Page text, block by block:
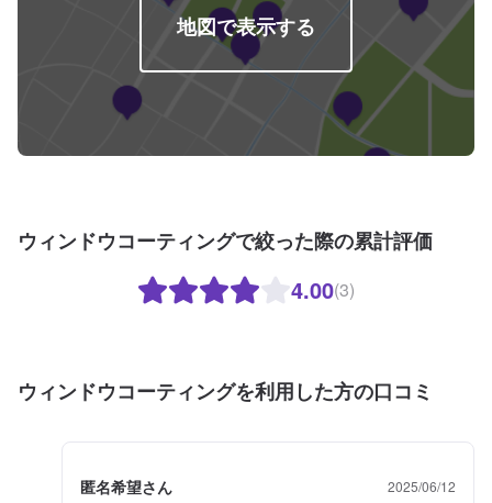
地図で表示する
ウィンドウコーティングで絞った際の累計評価
4.00(3)
ウィンドウコーティングを利用した方の口コミ
匿名希望さん 2025/06/12